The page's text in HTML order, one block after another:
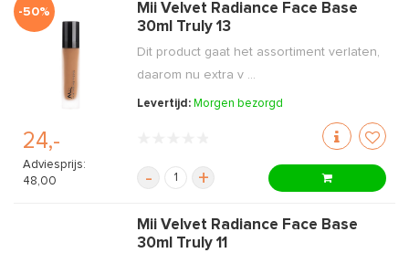
-50%
24,-
Adviesprijs:
48,00
Mii Velvet Radiance Face Base
30ml Truly 13
Dit product gaat het assortiment verlaten,
daarom nu extra v ...
Levertijd: Morgen bezorgd
- +
Mii Velvet Radiance Face Base
30ml Truly 11